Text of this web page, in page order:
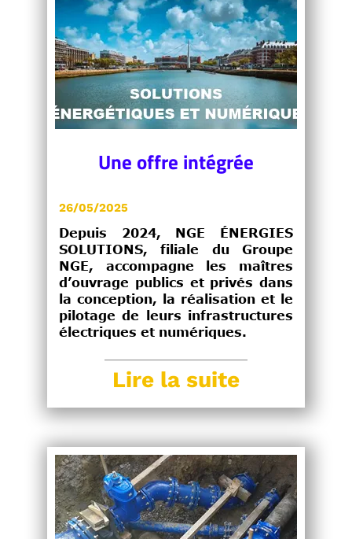
Une offre intégrée
26/05/2025
Depuis 2024, NGE ÉNERGIES
SOLUTIONS, filiale du Groupe
NGE, accompagne les maîtres
d’ouvrage publics et privés dans
la conception, la réalisation et le
pilotage de leurs infrastructures
électriques et numériques.
Lire la suite